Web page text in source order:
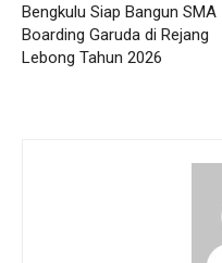
Bengkulu Siap Bangun SMA
Boarding Garuda di Rejang
Lebong Tahun 2026